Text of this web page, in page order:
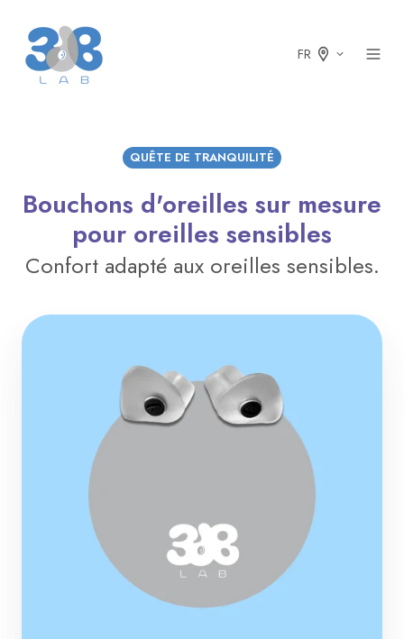
FR
QUÊTE DE TRANQUILITÉ
Bouchons d'oreilles sur mesure
pour oreilles sensibles
Confort adapté aux oreilles sensibles.